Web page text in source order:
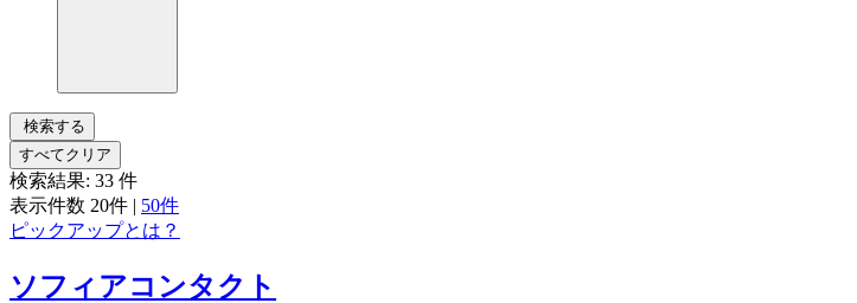
検索する
すべてクリア
検索結果: 33 件
表示件数 20件 | 50件
ピックアップとは？
ソフィアコンタクト